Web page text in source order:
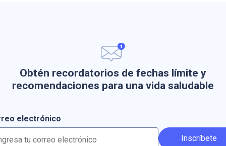
Obtén recordatorios de fechas límite y
recomendaciones para una vida saludable
electrónico
Inscríbete